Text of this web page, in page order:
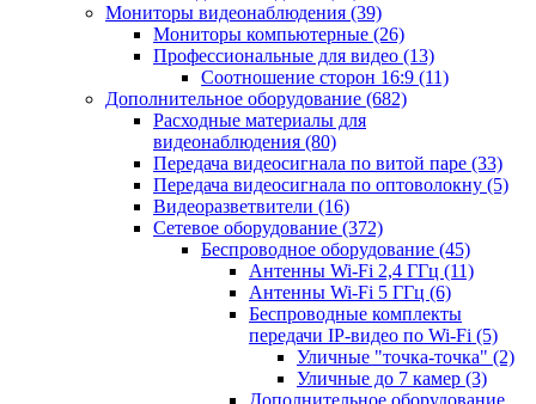
Мониторы видеонаблюдения (39)
Мониторы компьютерные (26)
Профессиональные для видео (13)
Соотношение сторон 16:9 (11)
Дополнительное оборудование (682)
Расходные материалы для
видеонаблюдения (80)
Передача видеосигнала по витой паре (33)
Передача видеосигнала по оптоволокну (5)
Видеоразветвители (16)
Сетевое оборудование (372)
Беспроводное оборудование (45)
Антенны Wi-Fi 2,4 ГГц (11)
Антенны Wi-Fi 5 ГГц (6)
Беспроводные комплекты
передачи IP-видео по Wi-Fi (5)
Уличные "точка-точка" (2)
Уличные до 7 камер (3)
Дополнительное оборудование